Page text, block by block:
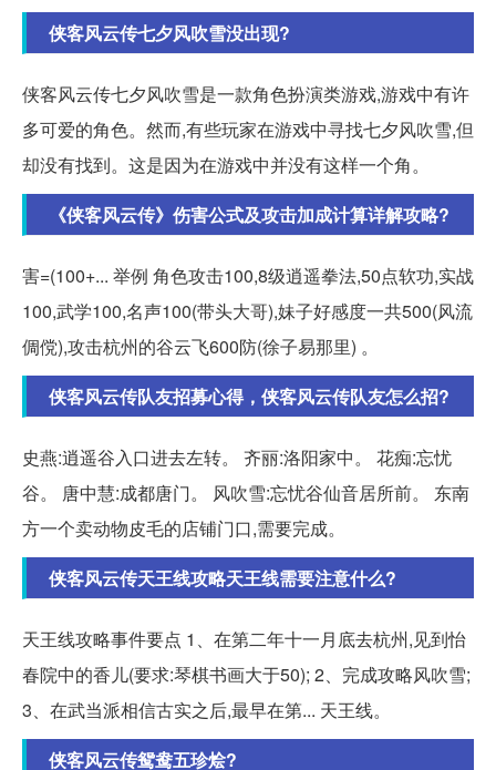
侠客风云传七夕风吹雪没出现?
侠客风云传七夕风吹雪是一款角色扮演类游戏,游戏中有许
多可爱的角色。然而,有些玩家在游戏中寻找七夕风吹雪,但
却没有找到。这是因为在游戏中并没有这样一个角。
《侠客风云传》伤害公式及攻击加成计算详解攻略?
害=(100+... 举例 角色攻击100,8级逍遥拳法,50点软功,实战
100,武学100,名声100(带头大哥),妹子好感度一共500(风流
倜傥),攻击杭州的谷云飞600防(徐子易那里) 。
侠客风云传队友招募心得，侠客风云传队友怎么招?
史燕:逍遥谷入口进去左转。 齐丽:洛阳家中。 花痴:忘忧
谷。 唐中慧:成都唐门。 风吹雪:忘忧谷仙音居所前。 东南
方一个卖动物皮毛的店铺门口,需要完成。
侠客风云传天王线攻略天王线需要注意什么?
天王线攻略事件要点 1、在第二年十一月底去杭州,见到怡
春院中的香儿(要求:琴棋书画大于50); 2、完成攻略风吹雪;
3、在武当派相信古实之后,最早在第... 天王线。
侠客风云传鸳鸯五珍烩?